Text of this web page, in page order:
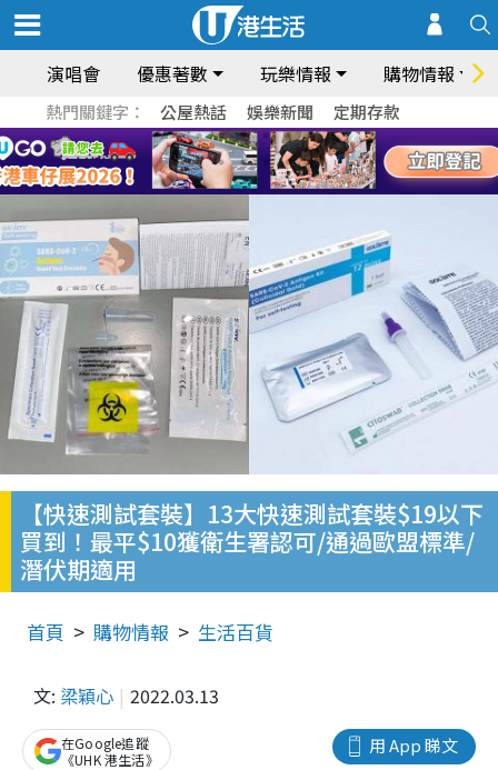
演唱會 優惠著數 玩樂情報 購物情報
熱門關鍵字： 公屋熱話 娛樂新聞 定期存款
【快速測試套裝】13大快速測試套裝$19以下
買到！最平$10獲衛生署認可/通過歐盟標準/
潛伏期適用
首頁 購物情報 生活百貨
文: 梁穎心 2022.03.13
用 App 睇文
在Google追蹤
《UHK 港生活》